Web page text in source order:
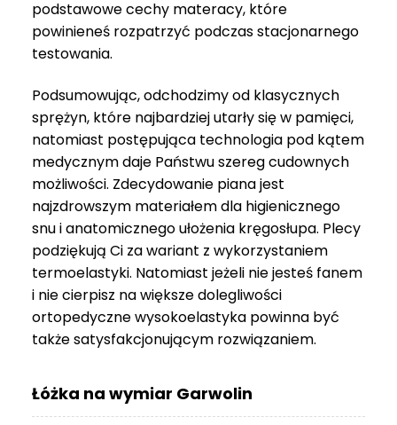
1
999 zł
do
podstawowe cechy materacy, które
powinieneś rozpatrzyć podczas stacjonarnego
testowania.
Podsumowując, odchodzimy od klasycznych
sprężyn, które najbardziej utarły się w pamięci,
natomiast postępująca technologia pod kątem
medycznym daje Państwu szereg cudownych
możliwości. Zdecydowanie piana jest
najzdrowszym materiałem dla higienicznego
snu i anatomicznego ułożenia kręgosłupa. Plecy
podziękują Ci za wariant z wykorzystaniem
termoelastyki. Natomiast jeżeli nie jesteś fanem
i nie cierpisz na większe dolegliwości
ortopedyczne wysokoelastyka powinna być
także satysfakcjonującym rozwiązaniem.
Łóżka na wymiar Garwolin